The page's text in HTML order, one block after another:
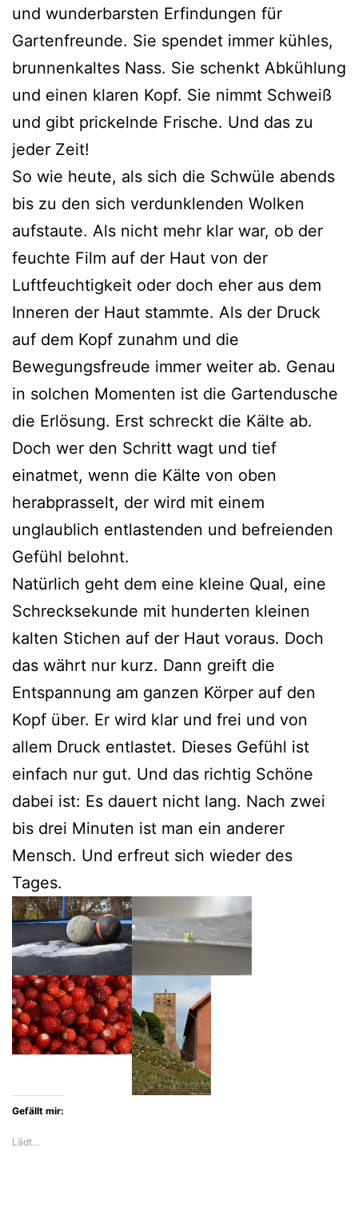
und wunderbarsten Erfindungen für
Gartenfreunde. Sie spendet immer kühles,
brunnenkaltes Nass. Sie schenkt Abkühlung
und einen klaren Kopf. Sie nimmt Schweiß
und gibt prickelnde Frische. Und das zu
jeder Zeit!
So wie heute, als sich die Schwüle abends
bis zu den sich verdunklenden Wolken
aufstaute. Als nicht mehr klar war, ob der
feuchte Film auf der Haut von der
Luftfeuchtigkeit oder doch eher aus dem
Inneren der Haut stammte. Als der Druck
auf dem Kopf zunahm und die
Bewegungsfreude immer weiter ab. Genau
in solchen Momenten ist die Gartendusche
die Erlösung. Erst schreckt die Kälte ab.
Doch wer den Schritt wagt und tief
einatmet, wenn die Kälte von oben
herabprasselt, der wird mit einem
unglaublich entlastenden und befreienden
Gefühl belohnt.
Natürlich geht dem eine kleine Qual, eine
Schrecksekunde mit hunderten kleinen
kalten Stichen auf der Haut voraus. Doch
das währt nur kurz. Dann greift die
Entspannung am ganzen Körper auf den
Kopf über. Er wird klar und frei und von
allem Druck entlastet. Dieses Gefühl ist
einfach nur gut. Und das richtig Schöne
dabei ist: Es dauert nicht lang. Nach zwei
bis drei Minuten ist man ein anderer
Mensch. Und erfreut sich wieder des
Tages.
Gefällt mir:
Lädt…